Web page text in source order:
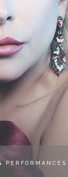
PERFORMANCES